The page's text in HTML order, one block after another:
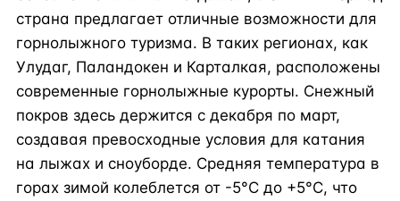
страна предлагает отличные возможности для
горнолыжного туризма. В таких регионах, как
Улудаг, Паландокен и Карталкая, расположены
современные горнолыжные курорты. Снежный
покров здесь держится с декабря по март,
создавая превосходные условия для катания
на лыжах и сноуборде. Средняя температура в
горах зимой колеблется от -5°C до +5°C, что